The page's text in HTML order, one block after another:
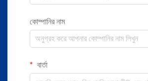
কোম্পানির নাম
বার্তা